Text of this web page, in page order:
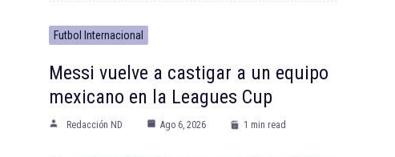
Futbol Internacional
Messi vuelve a castigar a un equipo
mexicano en la Leagues Cup
Redacción ND Ago 6, 2026 1 min read